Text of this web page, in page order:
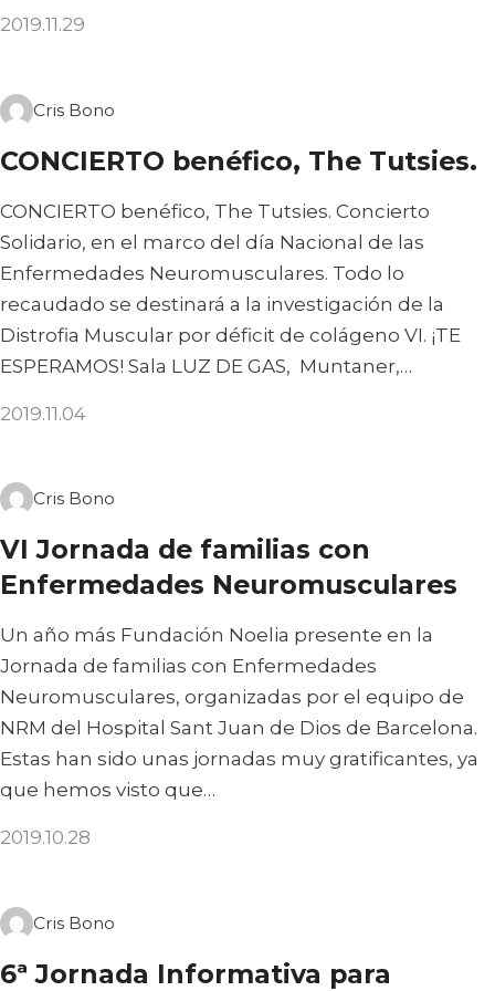
2019.11.29
Cris Bono
CONCIERTO benéfico, The Tutsies.
CONCIERTO benéfico, The Tutsies. Concierto
Solidario, en el marco del día Nacional de las
Enfermedades Neuromusculares. Todo lo
recaudado se destinará a la investigación de la
Distrofia Muscular por déficit de colágeno VI. ¡TE
ESPERAMOS! Sala LUZ DE GAS, Muntaner,…
2019.11.04
Cris Bono
VI Jornada de familias con
Enfermedades Neuromusculares
Un año más Fundación Noelia presente en la
Jornada de familias con Enfermedades
Neuromusculares, organizadas por el equipo de
NRM del Hospital Sant Juan de Dios de Barcelona.
Estas han sido unas jornadas muy gratificantes, ya
que hemos visto que…
2019.10.28
Cris Bono
6ª Jornada Informativa para